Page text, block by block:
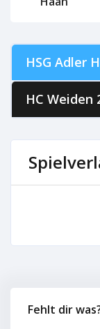
HSG Adler
HC Weiden
Fehlt dir